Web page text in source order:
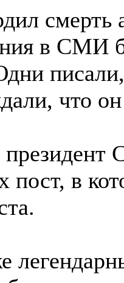
смерть
в СМИ
что
пост, в